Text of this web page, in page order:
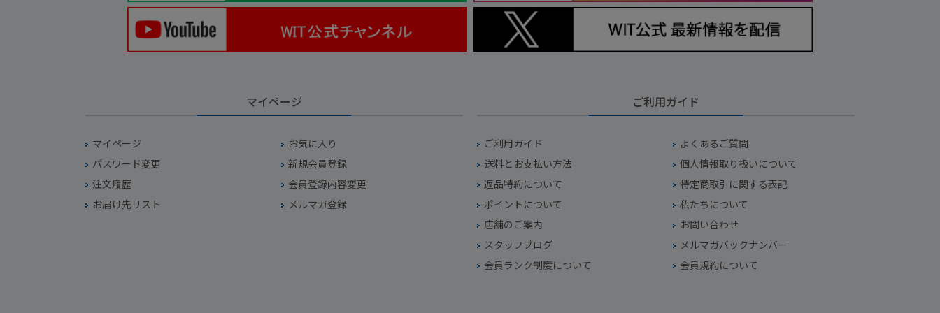
マイページ
マイページ
お気に入り
パスワード変更
新規会員登録
注文履歴
会員登録内容変更
お届け先リスト
メルマガ登録
ご利用ガイド
ご利用ガイド
よくあるご質問
送料とお支払い方法
個人情報取り扱いについて
返品特約について
特定商取引に関する表記
ポイントについて
私たちについて
店舗のご案内
お問い合わせ
スタッフブログ
メルマガバックナンバー
会員ランク制度について
会員規約について